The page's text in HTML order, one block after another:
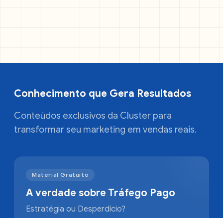
Conhecimento que Gera Resultados
Conteúdos exclusivos da Cluster para
transformar seu marketing em vendas reais.
Material Gratuito
A verdade sobre Tráfego Pago
Estratégia ou Desperdício?